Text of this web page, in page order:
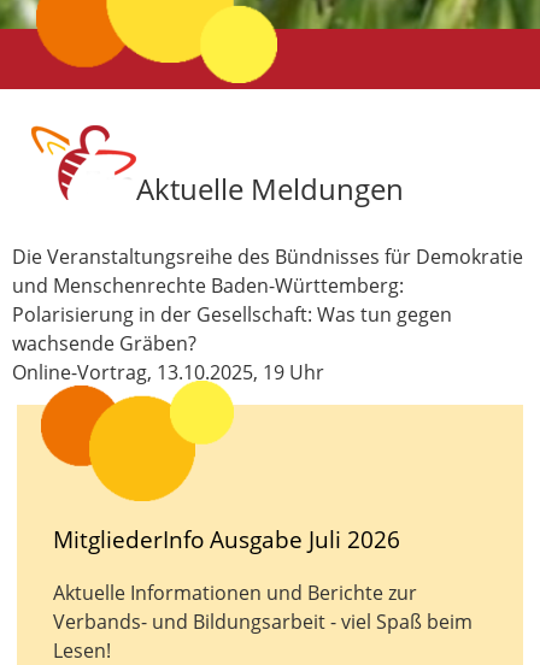
Aktuelle Meldungen
Die Veranstaltungsreihe des Bündnisses für Demokratie
und Menschenrechte Baden-Württemberg:
Polarisierung in der Gesellschaft: Was tun gegen
wachsende Gräben?
Online-Vortrag, 13.10.2025, 19 Uhr
MitgliederInfo Ausgabe Juli 2026
Aktuelle Informationen und Berichte zur
Verbands- und Bildungsarbeit - viel Spaß beim
Lesen!